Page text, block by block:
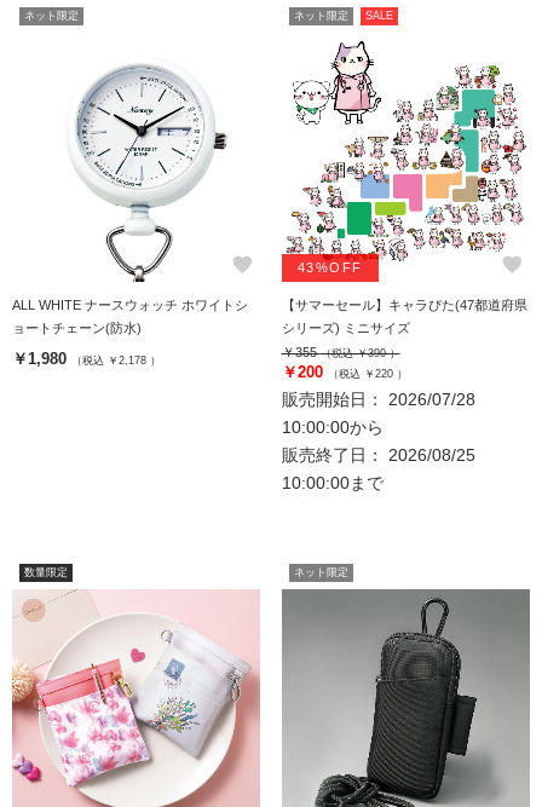
ネット限定
favorite
ALL WHITE ナースウォッチ ホワイトシ
ョートチェーン(防水)
￥1,980 （税込 ￥2,178 ）
ネット限定 SALE
43%OFF favorite
【サマーセール】キャラぴた(47都道府県
シリーズ) ミニサイズ
￥355（税込 ￥390 ）
￥200 （税込 ￥220 ）
販売開始日： 2026/07/28
10:00:00から
販売終了日： 2026/08/25
10:00:00まで
数量限定 ネット限定